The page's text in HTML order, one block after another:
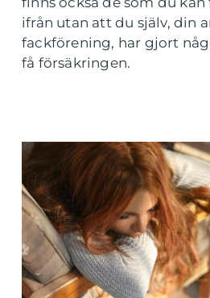
ifrån utan att du själv, din
fackförening, har gjort
få försäkringen.